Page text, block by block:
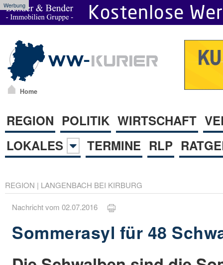
Werbung
Home
REGION POLITIK WIRTSCHAFT
LOKALES
TERMINE RLP
REGION | LANGENBACH BEI KIRBURG
Nachricht vom 02.07.2016
Sommerasyl für 48